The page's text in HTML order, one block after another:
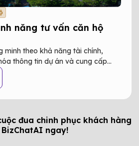
năng tư vấn căn hộ
minh theo khả năng tài chính,
thông tin dự án và cung cấp
chủ đầu tư."
đua chinh phục khách hàng
ngay!